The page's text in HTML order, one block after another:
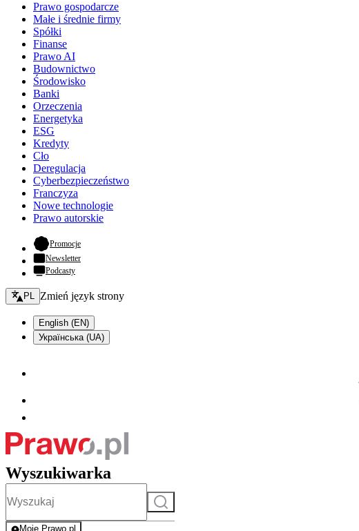
Prawo gospodarcze
Małe i średnie firmy
Spółki
Finanse
Prawo AI
Budownictwo
Środowisko
Banki
Orzeczenia
Energetyka
ESG
Kredyty
Cło
Deregulacja
Cyberbezpieczeństwo
Franczyza
Nowe technologie
Prawo autorskie
Promocje- otwiera się w nowej karcie
Newsletter
Podcasty
Zmień język - bieżący:
PL Zmień język strony
English (EN)
Українська (UA)
Wyszukiwarka
Szukaj
Moje Prawo.pl